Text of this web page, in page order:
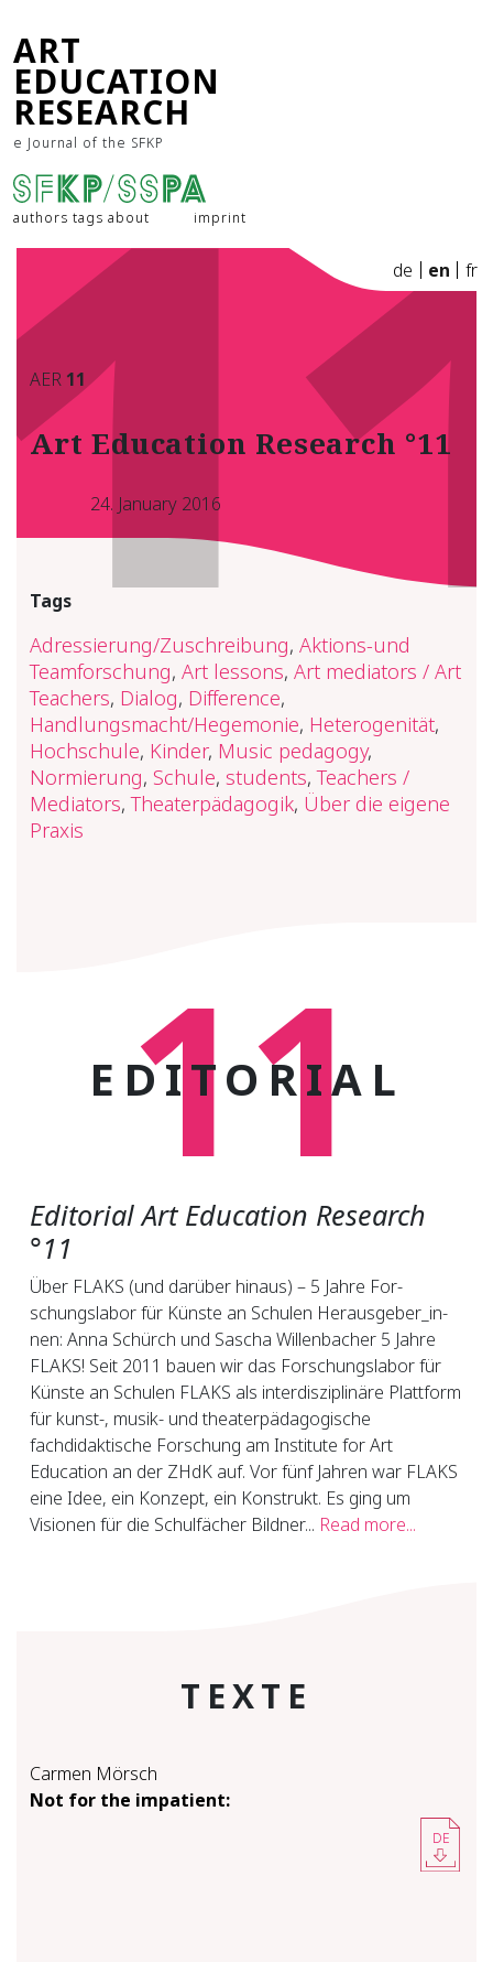
ART
EDUCATION
RESEARCH
e Journal of the SFKP
authors tags about imprint
de en fr
AER 11
Art Education Research °11
24. January 2016
Tags
Adressierung/Zuschreibung, Aktions-und
Teamforschung, Art lessons, Art mediators / Art
Teachers, Dialog, Difference,
Handlungsmacht/Hegemonie, Heterogenität,
Hochschule, Kinder, Music pedagogy,
Normierung, Schule, students, Teachers /
Mediators, Theaterpädagogik, Über die eigene
Praxis
11
EDITORIAL
Editorial Art Education Research
°11
Über FLAKS (und dar­über hin­aus) – 5 Jah­re For­
schungs­la­bor für Küns­te an Schu­len Her­aus­ge­ber_in­
nen: An­na Schürch und Sa­scha Wil­len­ba­cher 5 Jahre
FLAKS! Seit 2011 bauen wir das Forschungslabor für
Künste an Schulen FLAKS als interdisziplinäre Plattform
für kunst-, musik- und theaterpädagogische
fachdidaktische Forschung am Institute for Art
Education an der ZHdK auf. Vor fünf Jahren war FLAKS
eine Idee, ein Konzept, ein Konstrukt. Es ging um
Visionen für die Schulfächer Bildner... Read more...
TEXTE
Carmen Mörsch
Not for the im­pa­tient:
DE